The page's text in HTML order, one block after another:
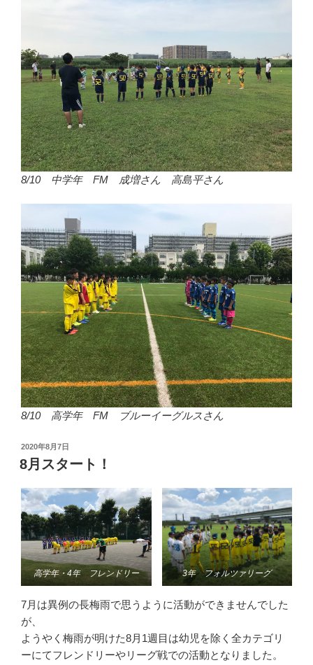
8/10 中学年 FM 成増さん 高島平さん
8/10 高学年 FM ブルーイーグルスさん
投
稿
日:
2020年8月7日
8月スタート！
高学年・4年 フレンドリー 3年 フォルツァリーグ
7月は異例の長梅雨で思うように活動ができませんでした
が、
ようやく梅雨が明けた8月1週目は幼児を除く全カテゴリ
ーにてフレンドリーやリーグ戦での活動となりました。